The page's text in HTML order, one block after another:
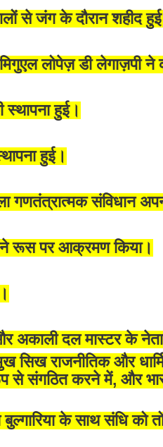
से जंग के दौरान शहीद
लोपेज़ डी लेगाज़पी ने
स्थापना हुई।
हुई।
गणतंत्रात्मक संविधान
ने रूस पर आक्रमण किया।
अकाली दल मास्टर के नेता
सिख राजनीतिक और
से संगठित करने में, और
के साथ संधि को